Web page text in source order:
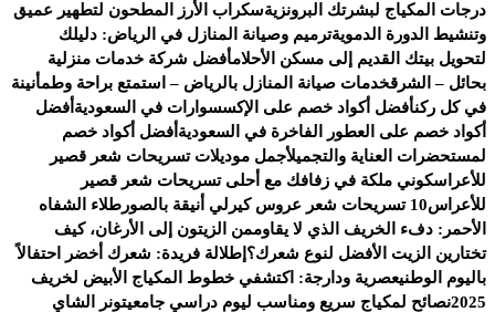
درجات المكياج لبشرتك البرونزيةسكراب الأرز المطحون لتطهير عميق
وتنشيط الدورة الدمويةترميم وصيانة المنازل في الرياض: دليلك
لتحويل بيتك القديم إلى مسكن الأحلامأفضل شركة خدمات منزلية
بحائل – الشرقخدمات صيانة المنازل بالرياض – استمتع براحة وطمأنينة
في كل ركنأفضل أكواد خصم على الإكسسوارات في السعودية أفضل
أكواد خصم على العطور الفاخرة في السعودية أفضل أكواد خصم
لمستحضرات العناية والتجميلأجمل موديلات تسريحات شعر قصير
للأعراسكوني ملكة في زفافك مع أحلى تسريحات شعر قصير
للأعراس10 تسريحات شعر عروس كيرلي أنيقة بالصور
طلاء الشفاه
الأحمر: دفء الخريف الذي لا يقاوممن الزيتون إلى الأرغان، كيف
تختارين الزيت الأفضل لنوع شعرك؟ إطلالة فريدة: شعرك أخضر احتفالاً
باليوم الوطنيعصرية ودارجة: اكتشفي خطوط المكياج الأبيض لخريف
2025نصائح لمكياج سريع ومناسب ليوم دراسي جامعيتونر الشاي